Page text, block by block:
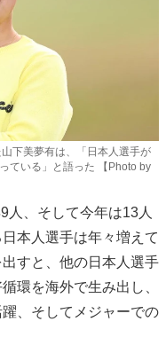
下美夢有は、「日本人選手が
ている」と語った 【Photo by
、そして今年は13人
本人選手は年々増えて
すと、他の日本人選手
環を海外で生み出し、
、そしてメジャーでの